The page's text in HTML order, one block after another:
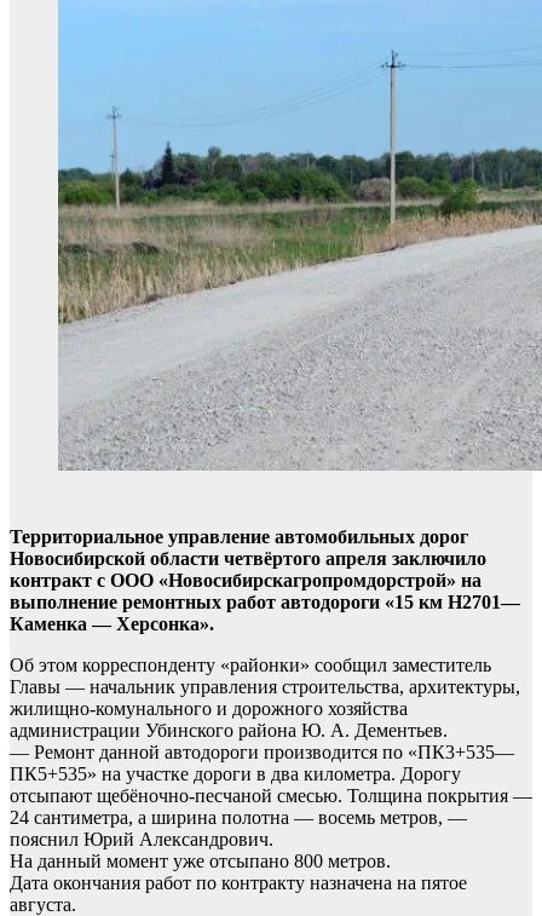
Территориальное управление автомобильных дорог
Новосибирской области четвёртого апреля заключило
контракт с ООО «Новосибирскагропромдорстрой» на
выполнение ремонтных работ автодороги «15 км Н2701—
Каменка — Херсонка».
Об этом корреспонденту «районки» сообщил заместитель
Главы — начальник управления строительства, архитектуры,
жилищно-комунального и дорожного хозяйства
администрации Убинского района Ю. А. Дементьев.
— Ремонт данной автодороги производится по «ПК3+535—
ПК5+535» на участке дороги в два километра. Дорогу
отсыпают щебёночно-песчаной смесью. Толщина покрытия —
24 сантиметра, а ширина полотна — восемь метров, —
пояснил Юрий Александрович.
На данный момент уже отсыпано 800 метров.
Дата окончания работ по контракту назначена на пятое
августа.